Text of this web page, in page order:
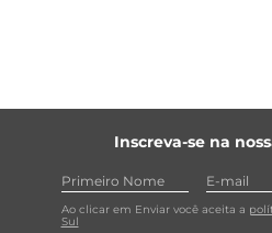
Inscreva-se na
Ao clicar em Enviar você aceita a
Sul